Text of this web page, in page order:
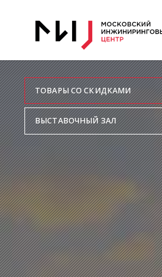
ТОВАРЫ СО СКИДКАМИ
ВЫСТАВОЧНЫЙ ЗАЛ